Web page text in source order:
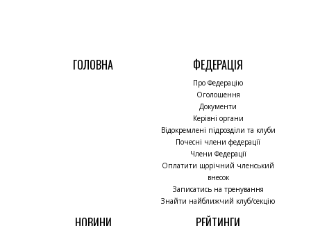
ГОЛОВНА ФЕДЕРАЦІЯ
Про Федерацію
Оголошення
Документи
Керівні органи
Відокремлені підрозділи та клуби
Почесні члени федерації
Члени Федерації
Оплатити щорічний членський
внесок
Записатись на тренування
Знайти найближчий клуб/секцію
НОВИНИ РЕЙТИНГИ